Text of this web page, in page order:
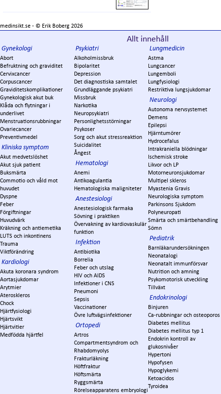
medinsikt.se - © Erik Boberg 2026
Allt innehåll
Gynekologi
Abort
Befruktning och graviditet
Cervixcancer
Corpuscancer
Graviditetskomplikationer
Gynekologisk akut buk
Klåda och flytningar i
underlivet
Menstruationsrubbningar
Ovariecancer
Preventivmedel
Kliniska symptom
Akut medvetslöshet
Akut sjuk patient
Buksmärta
Commotio och våld mot
huvudet
Dyspne
Feber
Förgiftningar
Huvudvärk
Kräkning och antiemetika
LUTS och inkontinens
Trauma
Viktförändring
Kardiologi
Akuta koronara syndrom
Aortasjukdomar
Arytmier
Ateroskleros
Chock
Hjärtfysiologi
Hjärtsvikt
Hjärtvitier
Medfödda hjärtfel
Psykiatri
Alkoholmissbruk
Bipolaritet
Depression
Det diagnostiska samtalet
Grundläggande psykiatri
Missbruk
Narkotika
Neuropsykiatri
Personlighetsstörningar
Psykoser
Sorg och akut stressreaktion
Suicidalitet
Ångest
Hematologi
Anemi
Antikoagulantia
Hematologiska maligniteter
Anestesiologi
Anestesiologisk farmaka
Sövning i praktiken
Övervakning av kardiovaskulär
funktion
Infektion
Antibiotika
Borrelia
Feber och utslag
HIV och AIDS
Infektioner i CNS
Pneumoni
Sepsis
Vaccinationer
Övre luftvägsinfektioner
Ortopedi
Artros
Compartmentsyndrom och
Rhabdomyolys
Frakturläkning
Höftfraktur
Höftsmärta
Ryggsmärta
Rörelseapparatens embryologi
Lungmedicin
Astma
Lungcancer
Lungemboli
Lungfysiologi
Restriktiva lungsjukdomar
Neurologi
Autonoma nervsystemet
Demens
Epilepsi
Hjärntumörer
Hydrocefalus
Intrakraniella blödningar
Ischemisk stroke
Likvor och LP
Motorneuronsjukdomar
Multipel skleros
Myastenia Gravis
Neurologiska symptom
Parkinsons Sjukdom
Polyneuropati
Smärta och smärtbehandling
Sömn
Pediatrik
Barnläkarundersökningen
Neonatalogi
Neonatalt immunförsvar
Nutrition och amning
Psykomotorisk utveckling
Tillväxt
Endokrinologi
Binjuren
Ca-rubbningar och osteoporos
Diabetes mellitus
Diabetes mellitus typ 1
Endokrin kontroll av
glukosnivåer
Hypertoni
Hypofysen
Hypoglykemi
Ketoacidos
Tyroidea